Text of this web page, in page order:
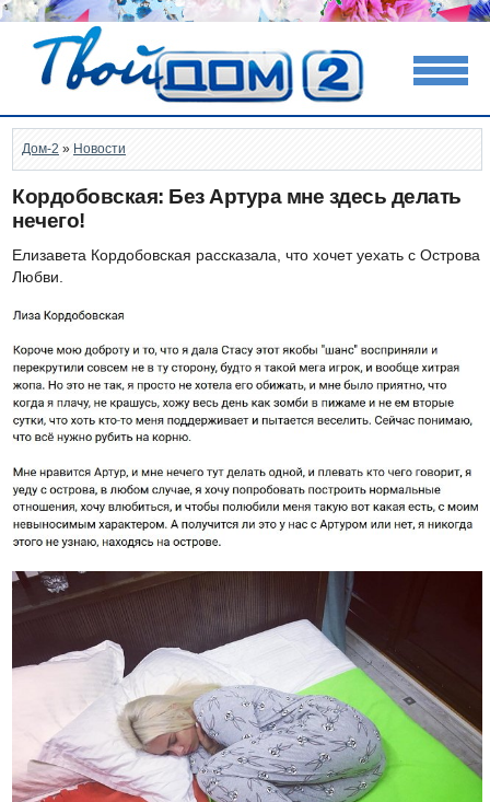
Дом-2 » Новости
Кордобовская: Без Артура мне здесь делать
нечего!
Елизавета Кордобовская рассказала, что хочет уехать с Острова
Любви.